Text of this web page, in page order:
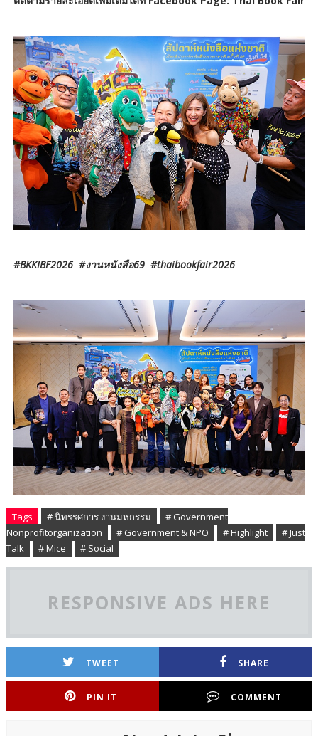
#BKKIBF2026 #งานหนังสือ69 #thaibookfair2026
Tags # นิทรรศการ งานมหกรรม
# Government
Nonprofitorganization
# Government & NPO # Highlight
# Just
Talk
# Mice # Social
RESPONSIVE ADS HERE
TWEET SHARE
PIN IT COMMENT